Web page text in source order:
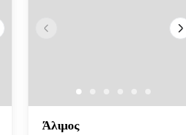
Άλιμος